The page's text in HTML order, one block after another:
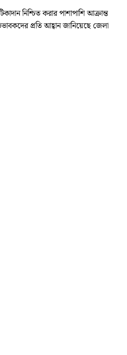
নিশ্চিত করার পাশাপাশি আক্রান্ত
প্রতি আহ্বান জানিয়েছে জেলা